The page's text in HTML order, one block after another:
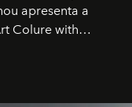
apresenta a
Colure with